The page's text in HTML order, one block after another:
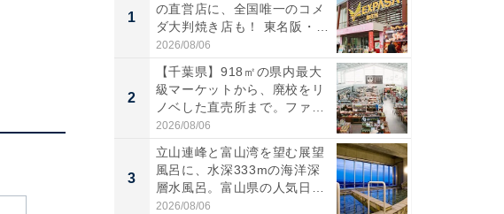
1
の直営店に、全国唯一のコメ
ダ大判焼き店も！ 東名阪・
伊...
2026/08/06
2
【千葉県】918㎡の県内最大
級マーケットから、廃校をリ
ノベした直売所まで。ファ
ー...
2026/08/06
3
立山連峰と富山湾を望む展望
風呂に、水深333mの海洋深
層水風呂。富山県の人気日
帰...
2026/08/06